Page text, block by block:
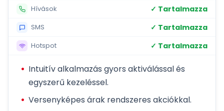
Hívások ✓ Tartalmazza
SMS ✓ Tartalmazza
Hotspot ✓ Tartalmazza
Intuitív alkalmazás gyors aktiválással és
egyszerű kezeléssel.
Versenyképes árak rendszeres akciókkal.